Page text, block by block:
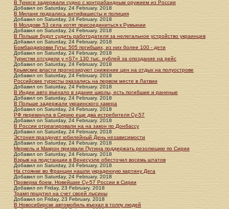
В Тунисе задержали судно с контрабандным оружием из России
Добавил on Saturday, 24 February. 2018
В Милане подрались антифашисты и полиция
Добавил on Saturday, 24 February. 2018
В Молдове 53 села хотят присоединиться к Румынии
Добавил on Saturday, 24 February. 2018
В Польше будут судить работодателя за нелегальное устройство украинцев
Добавил on Saturday, 24 February. 2018
Бомбардировки Гуты: 505 погибших, из них более 100 - дети
Добавил on Saturday, 24 February. 2018
Туристки отсудили у «S7» 130 тыс. рублей за опоздание на рейс
Добавил on Saturday, 24 February. 2018
Крымские власти прогнозируют снижение цен на отдых на полуострове
Добавил on Saturday, 24 February. 2018
Российские туристы оказались на первом месте в Латвии
Добавил on Saturday, 24 February. 2018
В Индии авто въехало в здание школы, есть погибшие и раненые
Добавил on Saturday, 24 February. 2018
В Польше задержали украинского хакера
Добавил on Saturday, 24 February. 2018
РФ перекинула в Сирию еще два истребителя Су-57
Добавил on Saturday, 24 February. 2018
В России отреагировали на на закон по Донбассу
Добавил on Saturday, 24 February. 2018
Эстония празднует юбилейный День независимости
Добавил on Saturday, 24 February. 2018
Меркель и Макрон призвали Путина поддержать резолюцию по Сирии
Добавил on Saturday, 24 February. 2018
Взрыв на подстанции в Венесуэле обесточил восемь штатов
Добавил on Saturday, 24 February. 2018
На стоянке во Франции нашли украденную картину Дега
Добавил on Saturday, 24 February. 2018
Проверка боем. Новейшие Су-57 России в Сирии
Добавил on Friday, 23 February. 2018
Трамп пошутил на счет своей лысины
Добавил on Friday, 23 February. 2018
В Новосибирске автомобиль въехал в толпу людей